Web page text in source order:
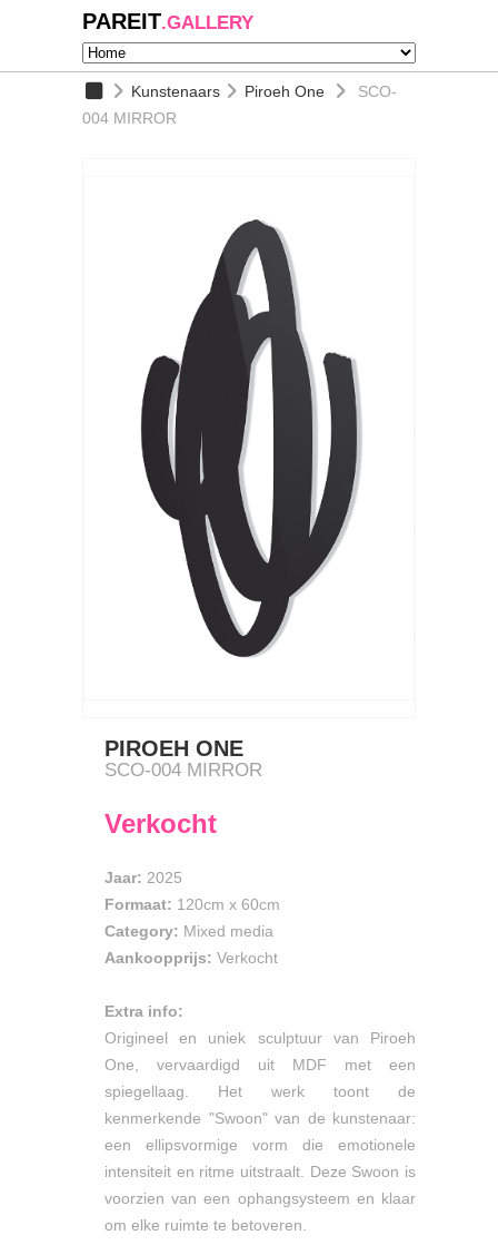
PAREIT.GALLERY
Kunstenaars Piroeh One
SCO-
004 MIRROR
PIROEH ONE
SCO-004 MIRROR
Verkocht
Jaar: 2025
Formaat: 120cm x 60cm
Category: Mixed media
Aankoopprijs: Verkocht
Extra info:
Origineel en uniek sculptuur van Piroeh
One, vervaardigd uit MDF met een
spiegellaag. Het werk toont de
kenmerkende "Swoon" van de kunstenaar:
een ellipsvormige vorm die emotionele
intensiteit en ritme uitstraalt. Deze Swoon is
voorzien van een ophangsysteem en klaar
om elke ruimte te betoveren.